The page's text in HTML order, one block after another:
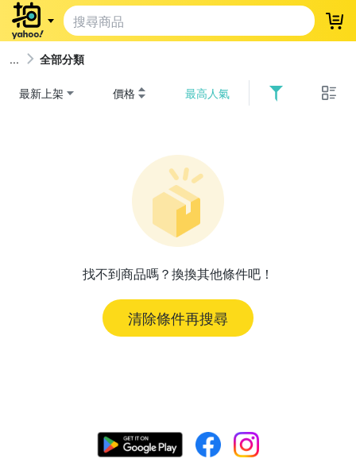
登
全部分類
最新上架 價格 最高人氣
找不到商品嗎？換換其他條件吧！
清除條件再搜尋